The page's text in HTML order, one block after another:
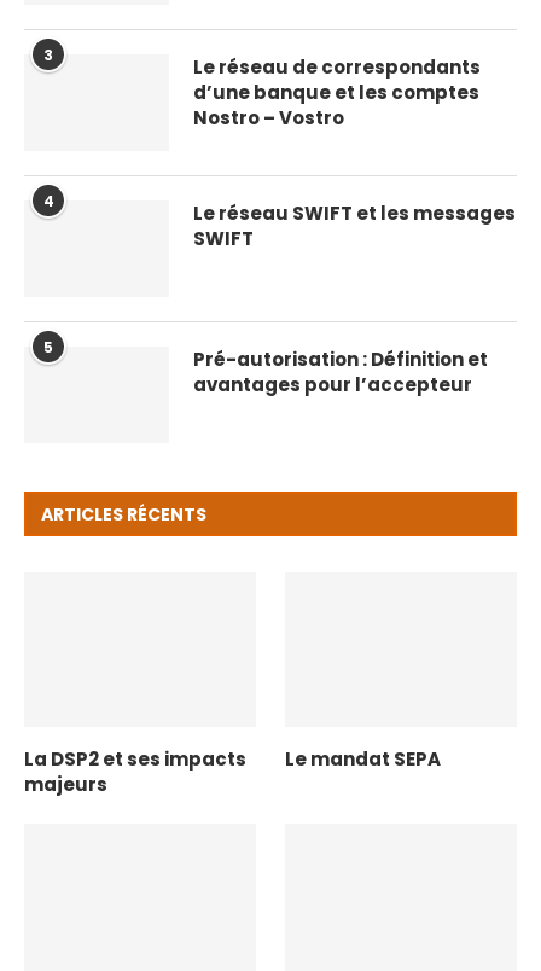
3
Le réseau de correspondants
d’une banque et les comptes
Nostro – Vostro
4
Le réseau SWIFT et les messages
SWIFT
5
Pré-autorisation : Définition et
avantages pour l’accepteur
ARTICLES RÉCENTS
La DSP2 et ses impacts
majeurs
Le mandat SEPA